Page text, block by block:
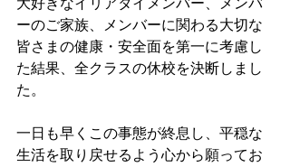
ーのご家族、メンバーに関わる大切な
皆さまの健康・安全面を第一に考慮し
た結果、全クラスの休校を決断しまし
た。
一日も早くこの事態が終息し、平穏な
生活を取り戻せるよう心から願ってお